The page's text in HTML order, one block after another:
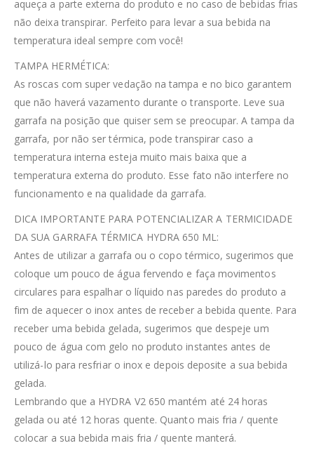
aqueça a parte externa do produto e no caso de bebidas frias
não deixa transpirar. Perfeito para levar a sua bebida na
temperatura ideal sempre com você!
TAMPA HERMÉTICA:
As roscas com super vedação na tampa e no bico garantem
que não haverá vazamento durante o transporte. Leve sua
garrafa na posição que quiser sem se preocupar. A tampa da
garrafa, por não ser térmica, pode transpirar caso a
temperatura interna esteja muito mais baixa que a
temperatura externa do produto. Esse fato não interfere no
funcionamento e na qualidade da garrafa.
DICA IMPORTANTE PARA POTENCIALIZAR A TERMICIDADE
DA SUA GARRAFA TÉRMICA HYDRA 650 ML:
Antes de utilizar a garrafa ou o copo térmico, sugerimos que
coloque um pouco de água fervendo e faça movimentos
circulares para espalhar o líquido nas paredes do produto a
fim de aquecer o inox antes de receber a bebida quente. Para
receber uma bebida gelada, sugerimos que despeje um
pouco de água com gelo no produto instantes antes de
utilizá-lo para resfriar o inox e depois deposite a sua bebida
gelada.
Lembrando que a HYDRA V2 650 mantém até 24 horas
gelada ou até 12 horas quente. Quanto mais fria / quente
colocar a sua bebida mais fria / quente manterá.